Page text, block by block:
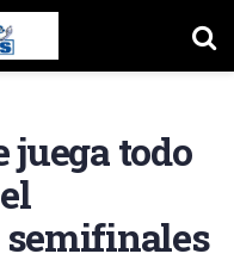
juega todo